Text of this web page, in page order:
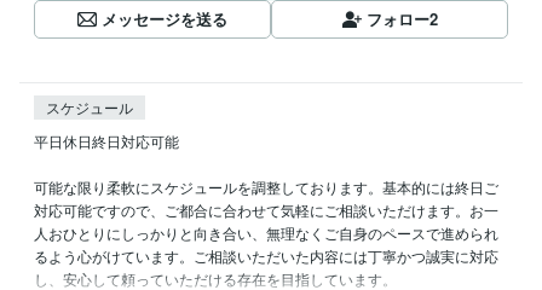
メッセージを送る
フォロー2
スケジュール
平日休日終日対応可能
可能な限り柔軟にスケジュールを調整しております。基本的には終日ご
対応可能ですので、ご都合に合わせて気軽にご相談いただけます。お一
人おひとりにしっかりと向き合い、無理なくご自身のペースで進められ
るよう心がけています。ご相談いただいた内容には丁寧かつ誠実に対応
し、安心して頼っていただける存在を目指しています。